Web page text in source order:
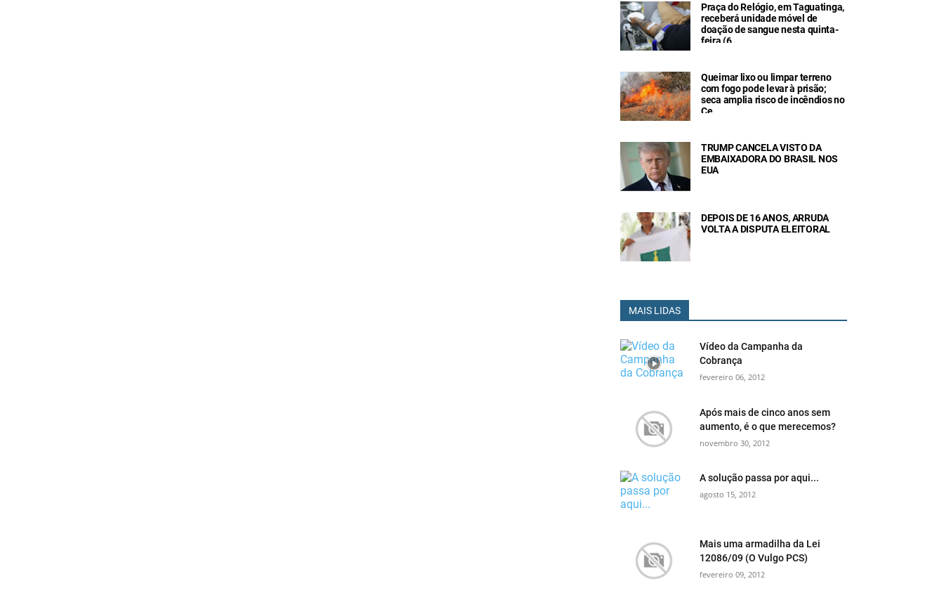
Praça do Relógio, em Taguatinga,
receberá unidade móvel de
doação de sangue nesta quinta-
feira (6
Queimar lixo ou limpar terreno
com fogo pode levar à prisão;
seca amplia risco de incêndios no
Ce
TRUMP CANCELA VISTO DA
EMBAIXADORA DO BRASIL NOS
EUA
DEPOIS DE 16 ANOS, ARRUDA
VOLTA A DISPUTA ELEITORAL
MAIS LIDAS
Vídeo da Campanha da
Cobrança
fevereiro 06, 2012
Após mais de cinco anos sem
aumento, é o que merecemos?
novembro 30, 2012
A solução passa por aqui...
agosto 15, 2012
Mais uma armadilha da Lei
12086/09 (O Vulgo PCS)
fevereiro 09, 2012